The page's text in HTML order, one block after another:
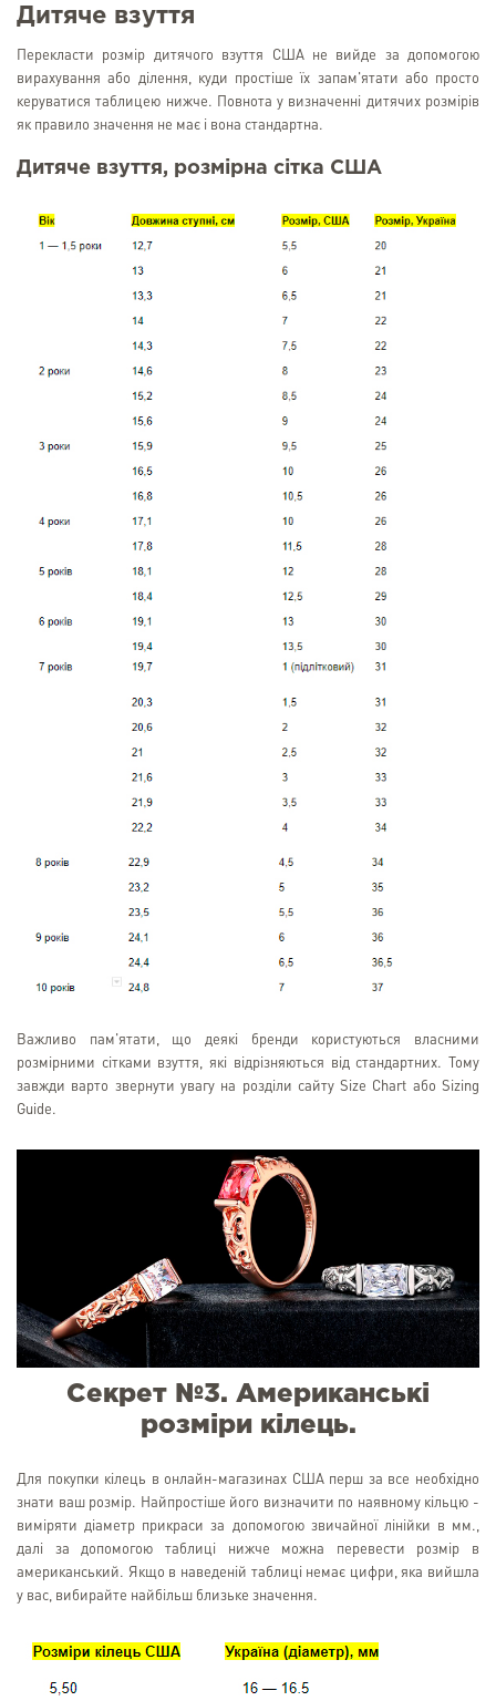
Дитяче взуття
Перекласти розмір дитячого взуття США не вийде за допомогою
вирахування або ділення, куди простіше їх запам'ятати або просто
керуватися таблицею нижче. Повнота у визначенні дитячих розмірів
як правило значення не має і вона стандартна.
Дитяче взуття, розмірна сітка США
Важливо пам'ятати, що деякі бренди користуються власними
розмірними сітками взуття, які відрізняються від стандартних. Тому
завжди варто звернути увагу на розділи сайту Size Chart або Sizing
Guide.
Секрет №3. Американські
розміри кілець.
Для покупки кілець в онлайн-магазинах США перш за все необхідно
знати ваш розмір. Найпростіше його визначити по наявному кільцю -
виміряти діаметр прикраси за допомогою звичайної лінійки в мм.,
далі за допомогою таблиці нижче можна перевести розмір в
американський. Якщо в наведеній таблиці немає цифри, яка вийшла
у вас, вибирайте найбільш близьке значення.